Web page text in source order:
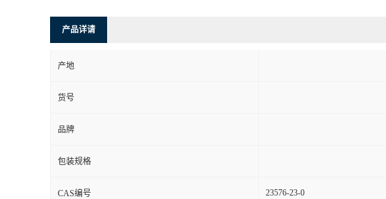
产品详请
产地
货号
品牌
包装规格
CAS编号 23576-23-0